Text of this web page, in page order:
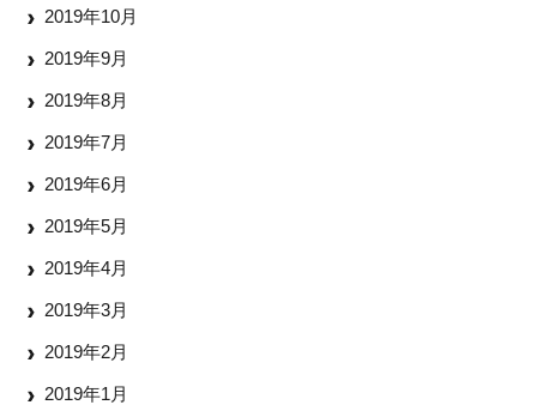
2019年10月
2019年9月
2019年8月
2019年7月
2019年6月
2019年5月
2019年4月
2019年3月
2019年2月
2019年1月